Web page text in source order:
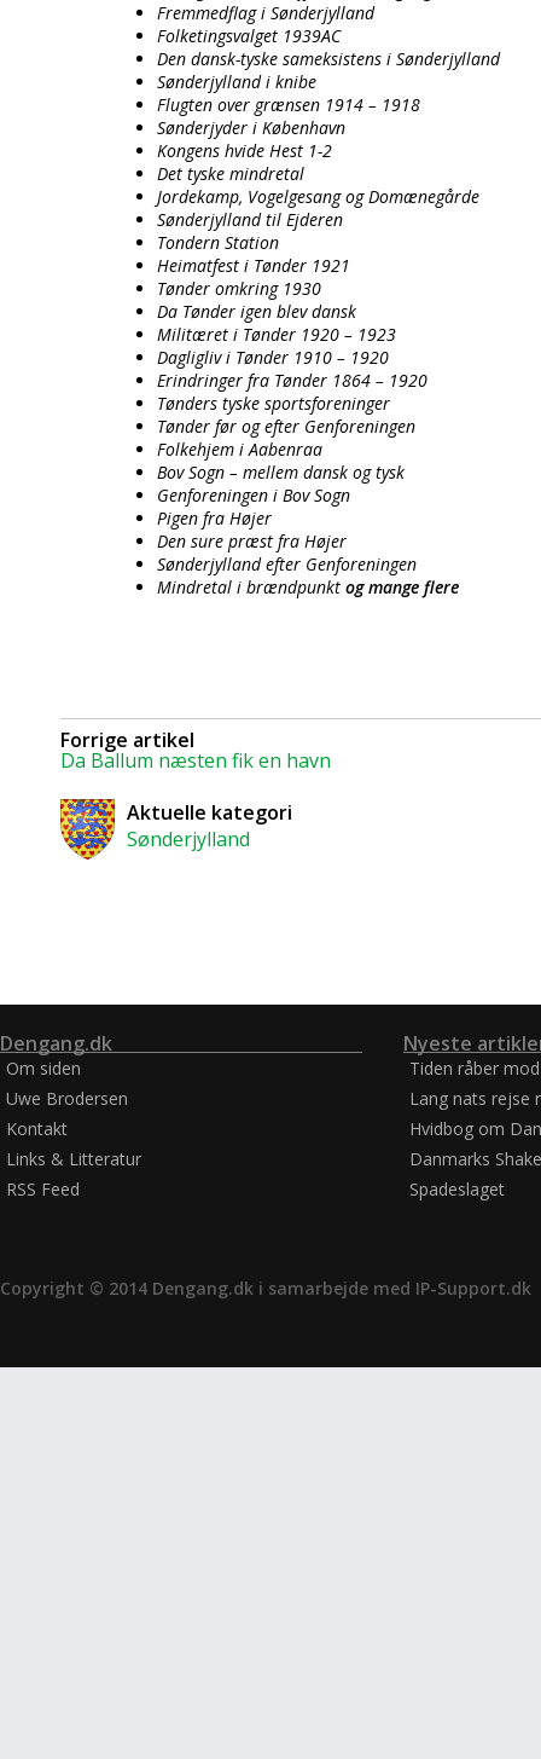
Fremmedflag i Sønderjylland
Folketingsvalget 1939AC
Den dansk-tyske sameksistens i Sønderjylland
Sønderjylland i knibe
Flugten over grænsen 1914 – 1918
Sønderjyder i København
Kongens hvide Hest 1-2
Det tyske mindretal
Jordekamp, Vogelgesang og Domænegårde
Sønderjylland til Ejderen
Tondern Station
Heimatfest i Tønder 1921
Tønder omkring 1930
Da Tønder igen blev dansk
Militæret i Tønder 1920 – 1923
Dagligliv i Tønder 1910 – 1920
Erindringer fra Tønder 1864 – 1920
Tønders tyske sportsforeninger
Tønder før og efter Genforeningen
Folkehjem i Aabenraa
Bov Sogn – mellem dansk og tysk
Genforeningen i Bov Sogn
Pigen fra Højer
Den sure præst fra Højer
Sønderjylland efter Genforeningen
Mindretal i brændpunkt og mange flere
Forrige artikel
Da Ballum næsten fik en havn
Aktuelle kategori
Sønderjylland
Dengang.dk
Om siden
Uwe Brodersen
Kontakt
Links & Litteratur
RSS Feed
Nyeste
Tiden råber
Lang nats rejse
Hvidbog om
Danmarks
Spadeslaget
Copyright © 2014 Dengang.dk i samarbejde med IP-Support.dk